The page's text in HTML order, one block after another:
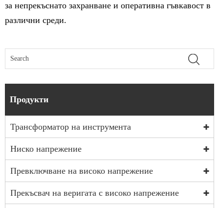
за непрекъснато захранване и оперативна гъвкавост в
различни среди.
Продукти
Трансформатор на инструмента
Ниско напрежение
Превключване на високо напрежение
Прекъсвач на веригата с високо напрежение